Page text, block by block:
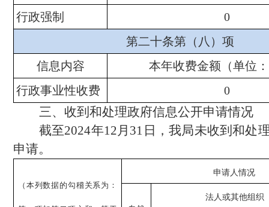
行政强制
0
第二十条第（八）项
信息内容
本年收费金额（单位
行政事业性收费
0
三、收到和处理政府信息公开申请情况
截至2024年12月31日，我局未收到和处
申请。
（本列数据的勾稽关系为：
申请人情况
法人或其他组织